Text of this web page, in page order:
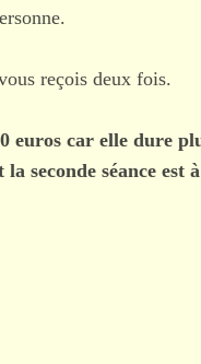
reçois deux fois.
euros car elle dure
seconde séance est